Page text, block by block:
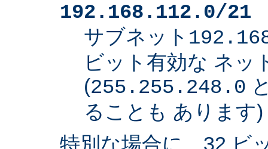
192.168.112.0/21
サブネット
ビット有効な ネッ
(255.255.248.0
ることも あります)
特別な場合に、32 ビ